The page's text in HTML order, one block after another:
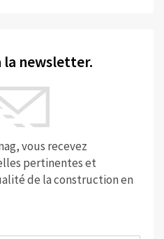
la newsletter.
vous recevez
pertinentes et
de la construction en